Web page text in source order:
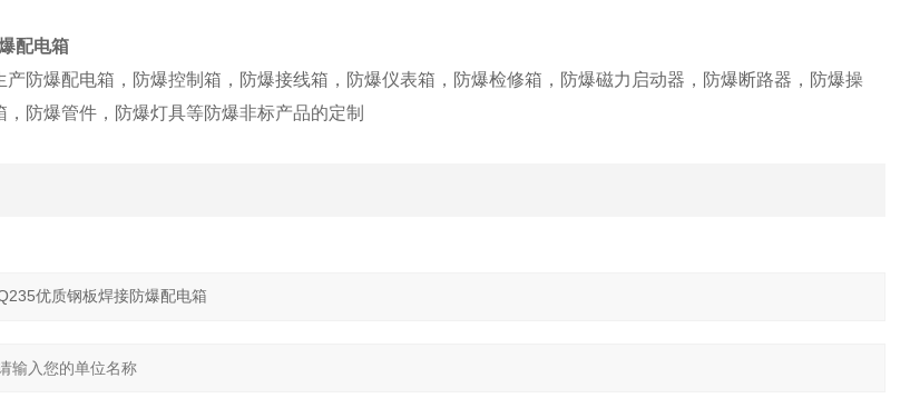
配电箱
产防爆配电箱，防爆控制箱，防爆接线箱，防爆仪表箱，防爆检修箱，防爆磁力启动器，防爆断路器，防爆操
防爆管件，防爆灯具等防爆非标产品的定制